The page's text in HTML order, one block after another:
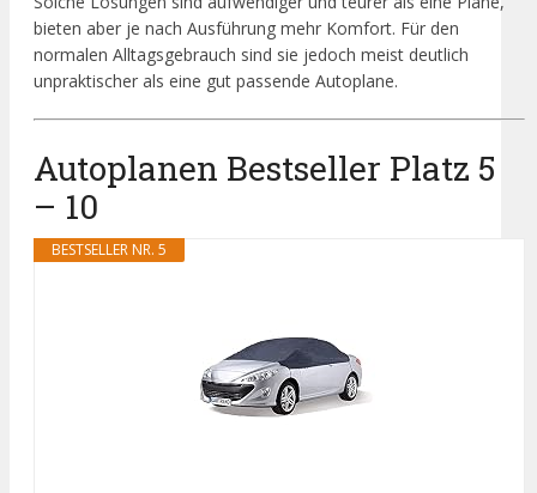
bieten aber je nach Ausführung mehr Komfort. Für den
normalen Alltagsgebrauch sind sie jedoch meist deutlich
unpraktischer als eine gut passende Autoplane.
Autoplanen Bestseller Platz 5
– 10
BESTSELLER NR. 5